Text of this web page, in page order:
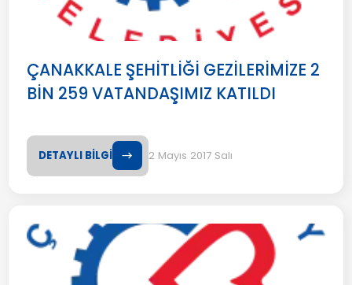
ÇANAKKALE ŞEHİTLİĞİ GEZİLERİMİZE 2
BİN 259 VATANDAŞIMIZ KATILDI
DETAYLI BİLGİ 2 Mayıs 2017 Salı